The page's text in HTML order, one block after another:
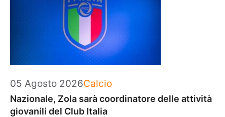
05 Agosto 2026Categorie
Calcio
Nazionale, Zola sarà coordinatore delle attività
giovanili del Club Italia